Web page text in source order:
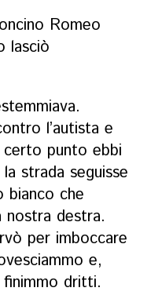
Romeo
lasciò
l’autista e
punto ebbi
strada seguisse
bianco che
nostra destra.
per imboccare
e,
dritti.